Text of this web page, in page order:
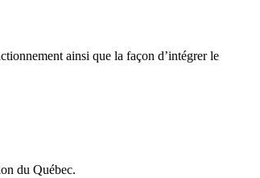
ainsi que la façon d’intégrer le
du Québec.